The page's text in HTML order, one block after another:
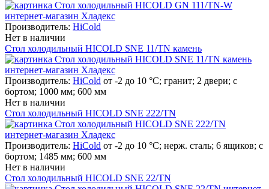
Производитель: HiCold
Нет в наличии
Стол холодильный HICOLD SNE 11/TN камень
Производитель: HiCold от -2 до 10 °С; гранит; 2 двери; с
бортом; 1000 мм; 600 мм
Нет в наличии
Стол холодильный HICOLD SNE 222/TN
Производитель: HiCold от -2 до 10 °С; нерж. сталь; 6 ящиков; с
бортом; 1485 мм; 600 мм
Нет в наличии
Стол холодильный HICOLD SNE 22/TN